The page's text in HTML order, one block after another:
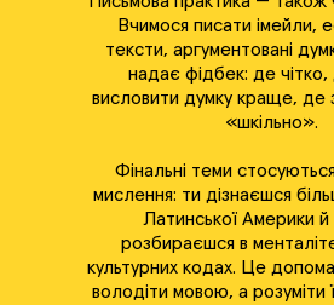
Вчимося писати імейли,
тексти, аргументовані
надає фідбек: де
висловити думку краще, де
«шкільно».
Фінальні теми
мислення: ти дізнаєшся
Латинської Америки й
розбираєшся в
культурних кодах. Це
володіти мовою, а розуміти